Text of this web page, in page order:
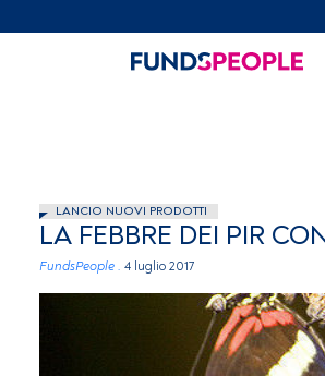
LANCIO NUOVI PRODOTTI
LA FEBBRE DEI PIR
FundsPeople . 4 luglio 2017